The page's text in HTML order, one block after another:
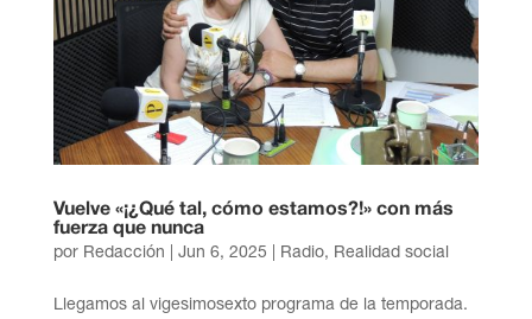
Vuelve «¡¿Qué tal, cómo estamos?!» con más
fuerza que nunca
por Redacción Jun 6, 2025 Radio, Realidad social
Llegamos al vigesimosexto programa de la temporada.